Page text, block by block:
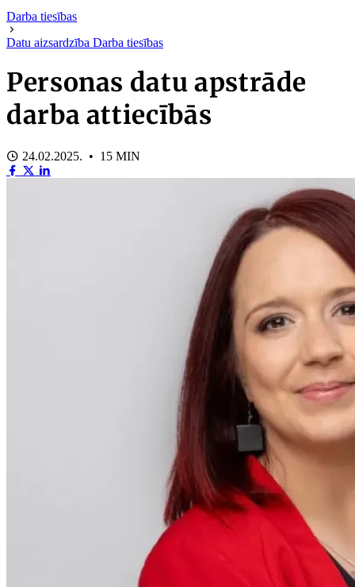
Darba tiesības
Datu aizsardzība Darba tiesības
Personas datu apstrāde
darba attiecībās
24.02.2025. • 15 MIN